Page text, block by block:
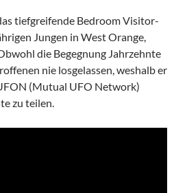
tiefgreifende Bedroom Visitor-
Jungen in West Orange,
die Begegnung Jahrzehnte
nie losgelassen, weshalb er
(Mutual UFO Network)
zu teilen.